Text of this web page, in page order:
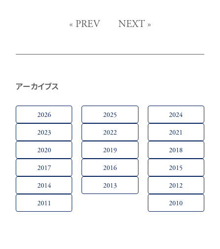
« PREV NEXT»
アーカイブス
2026 2025
2024
2023
2022
2021
2020
2019
2018
2017
2016
2015
2014
2013
2012
2011
2010